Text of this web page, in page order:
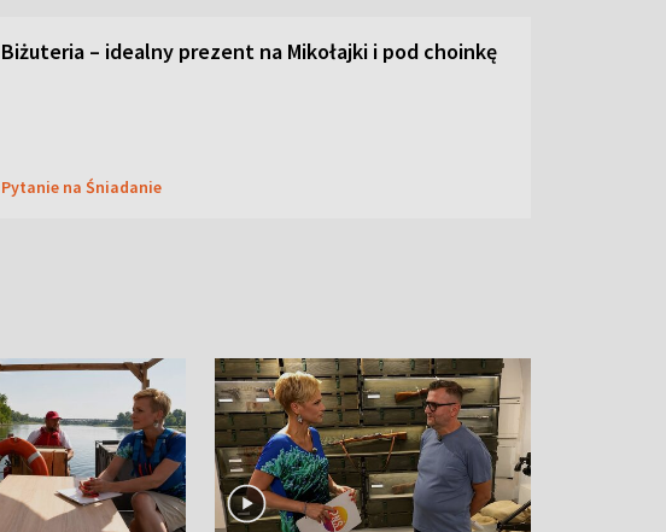
Biżuteria – idealny prezent na Mikołajki i pod choinkę
Pytanie na Śniadanie